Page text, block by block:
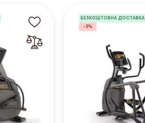
БЕЗКОШТОВНА ДОСТАВКА
-5%